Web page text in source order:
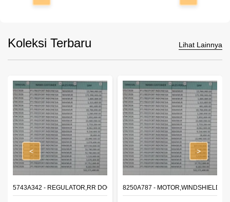
Koleksi Terbaru Lihat Lainnya
WINDOW,LH
5743A342 - REGULATOR,RR DOOR WINDOW,RH8250A787 - MOTOR,WINDSHIELD
< >